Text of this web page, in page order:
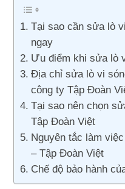
Tại sao cần sửa lò
ngay
Ưu điểm khi sửa lò
Địa chỉ sửa lò vi
công ty Tập Đoàn
Tại sao nên chọn
Tập Đoàn Việt
Nguyên tắc làm
– Tập Đoàn Việt
Chế độ bảo hành